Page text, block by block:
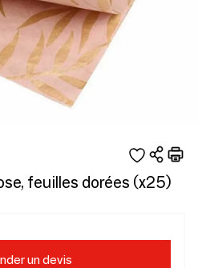
feuilles dorées (x25)
un devis